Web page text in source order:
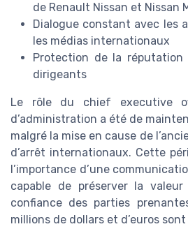
de Renault Nissan et Nissan
Dialogue constant avec les
les médias internationaux
Protection de la
dirigeants
Le rôle du chief executive
d’administration a été de
malgré la mise en cause de
d’arrêt internationaux. Cette
l’importance d’une
capable de préserver la
confiance des parties
millions de dollars et d’euros